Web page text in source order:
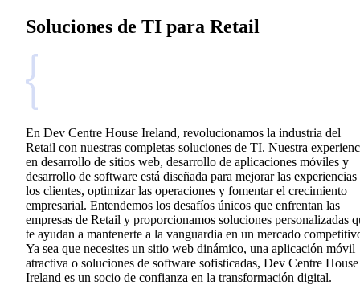
Soluciones de TI para Retail
En Dev Centre House Ireland, revolucionamos la industria del
Retail con nuestras completas soluciones de TI. Nuestra
en desarrollo de sitios web, desarrollo de aplicaciones móviles y
desarrollo de software está diseñada para mejorar las experiencias
los clientes, optimizar las operaciones y fomentar el crecimiento
empresarial. Entendemos los desafíos únicos que enfrentan las
empresas de Retail y proporcionamos soluciones personalizadas
te ayudan a mantenerte a la vanguardia en un mercado
Ya sea que necesites un sitio web dinámico, una aplicación móvil
atractiva o soluciones de software sofisticadas, Dev Centre House
Ireland es un socio de confianza en la transformación digital.